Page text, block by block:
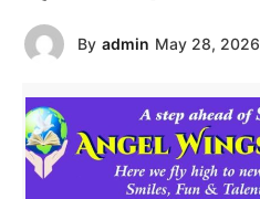
By admin May 28, 2026